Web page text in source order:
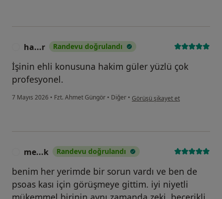
ha...r Randevu doğrulandı
İşinin ehli konusuna hakim güler yüzlü çok
profesyonel.
7 Mayıs 2026 • Fzt. Ahmet Güngör • Diğer • kullanıcının görüşüne göre ha...r
Görüşü şikayet et
me...k Randevu doğrulandı
benim her yerimde bir sorun vardı ve ben de
psoas kası için görüşmeye gittim. iyi niyetli